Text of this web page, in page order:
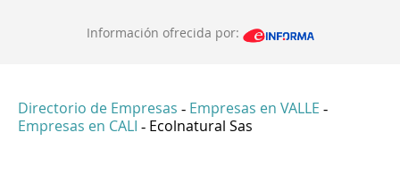
Información ofrecida por:
Directorio de Empresas - Empresas en VALLE -
Empresas en CALI - Ecolnatural Sas